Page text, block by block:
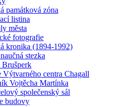
památková zóna
listina
města
fotografie
kronika (1894-1992)
stezka
Výtvarného centra Chagall
Vojtěcha Martínka
společenský sál
budovy